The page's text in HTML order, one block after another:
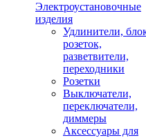
Электроустановочные
изделия
Удлинители,
розеток,
разветвители,
переходники
Розетки
Выключатели,
переключатели,
диммеры
Аксессуары для